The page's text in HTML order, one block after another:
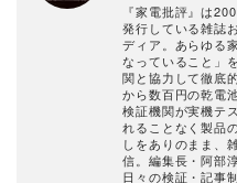
『家電批評』は
発行している雑誌
ディア。あらゆる
なっていること」
関と協力して徹底
から数百円の乾電
検証機関が実機テ
れることなく製品
しをありのまま、
信。編集長・阿部
日々の検証・記事